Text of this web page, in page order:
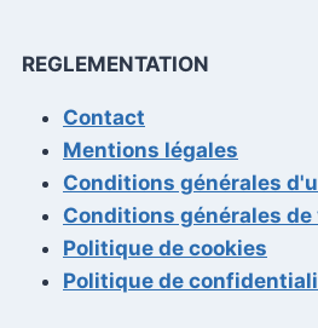
REGLEMENTATION
Contact
Mentions légales
Conditions générales
Conditions générales de
Politique de cookies
Politique de